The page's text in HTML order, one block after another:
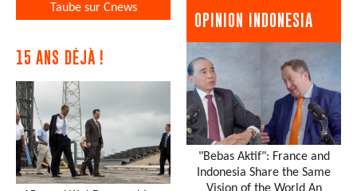
Taube sur Cnews
15 ANS DÉJÀ !
OPINION INDONESIA
"Bebas Aktif": France and
Indonesia Share the Same